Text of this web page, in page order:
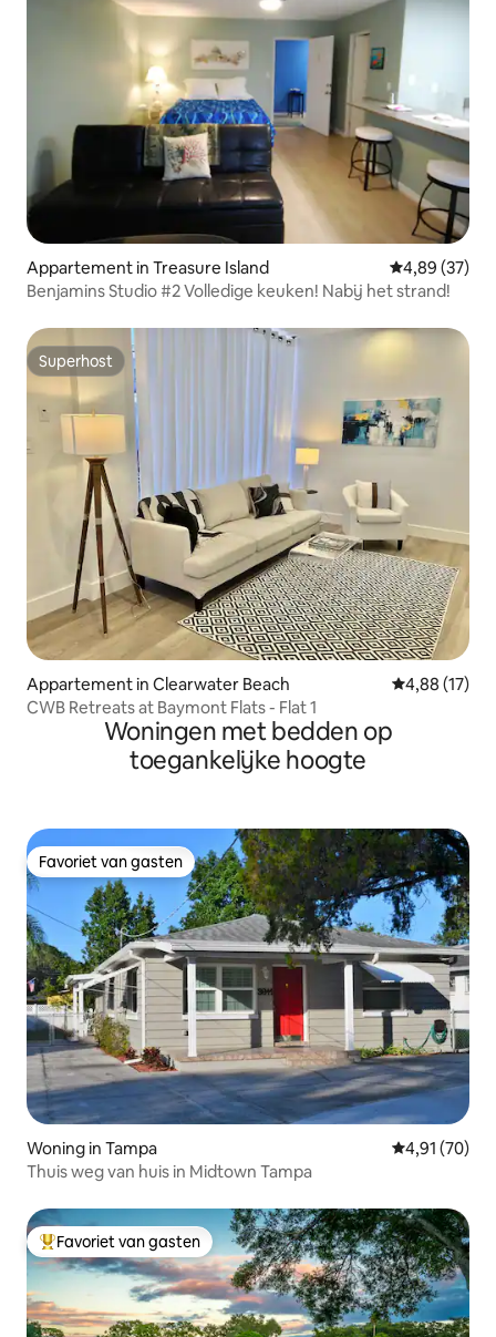
Appartement in Treasure Island Gemiddelde
4,89 (37)
Benjamins Studio #2 Volledige keuken! Nabij het strand!
Superhost
Superhost
Appartement in Clearwater Beach Gemiddelde
4,88 (17)
CWB Retreats at Baymont Flats - Flat 1
Woningen met bedden op
toegankelijke hoogte
Favoriet van gasten
Favoriet van gasten
Woning in Tampa Gemiddelde
4,91 (70)
Thuis weg van huis in Midtown Tampa
Topfavoriet van gasten
Favoriet van gasten